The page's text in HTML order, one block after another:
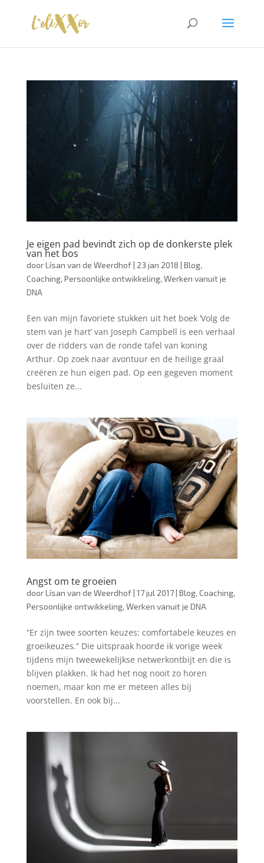
Je eigen pad bevindt zich op de donkerste plek
van het bos
doorLísan van de Weerdhof| 23 jan 2018 | Blog,
Coaching, Persoonlijke ontwikkeling, Werken vanuit je
DNA
Een van mijn favoriete stukken uit het boek ‘Volg de
stem van je hart’ van Joseph Campbell is een verhaal
over de ridders van de ronde tafel van koning
Arthur. Op zoek naar avontuur en de heilige graal
creëren ze hun eigen pad. Op een gegeven moment
besluiten ze...
Angst om te groeien
doorLísan van de Weerdhof| 17 jul 2017| Blog, Coaching,
Persoonlijke ontwikkeling, Werken vanuit je DNA
“Er zijn twee soorten keuzes: comfortabele keuzes en
groeikeuzes.” Die uitspraak hoorde ik vorige week
tijdens mijn tweewekelijkse netwerkontbijt en die is
blijven plakken. Ik had het nog nooit zo horen
noemen, maar kon me er meteen alles bij
voorstellen. En ook bij...